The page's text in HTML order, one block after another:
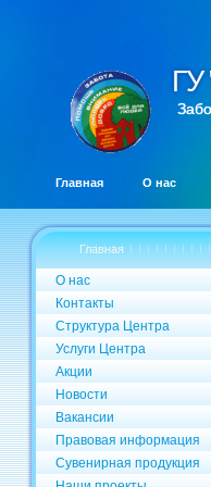
ГУ
ГУ
Главная О нас
Главная
О нас
Контакты
Структура Центра
Услуги Центра
Акции
Новости
Вакансии
Правовая информация
Сувенирная продукция